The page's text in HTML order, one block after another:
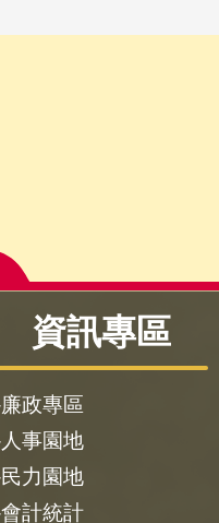
資訊專區
廉政專區
人事園地
民力園地
會計統計